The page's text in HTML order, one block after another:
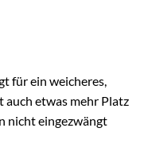
für ein weicheres,
auch etwas mehr Platz
nicht eingezwängt